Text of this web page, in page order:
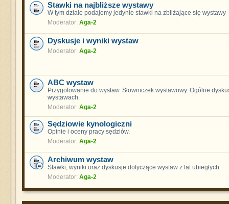
Stawki na najbliższe wystawy
W tym dziale podajemy jedynie stawki na zbliżające się wystawy
Moderator: Aga-2
Dyskusje i wyniki wystaw
Moderator: Aga-2
ABC wystaw
Przygotowanie do wystaw. Słowniczek wystawowy. Ogólne
wystawach.
Moderator: Aga-2
Sędziowie kynologiczni
Opinie i oceny pracy sędziów.
Moderator: Aga-2
Archiwum wystaw
Stawki, wyniki oraz dyskusje dotyczące wystaw z lat ubiegłych.
Moderator: Aga-2